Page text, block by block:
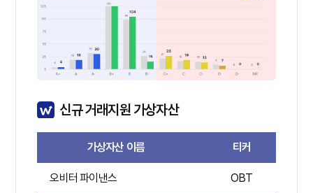
신규 거래지원 가상자산
가상자산 이름 티커
오비터 파이낸스 OBT